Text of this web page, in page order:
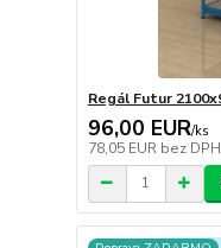
Regál Futur
96,00 EUR/ks
78,05 EUR bez DPH